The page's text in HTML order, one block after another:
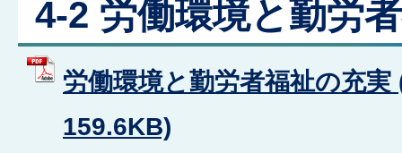
4-2 労働環境と勤労
労働環境と勤労者福祉の充
159.6KB)